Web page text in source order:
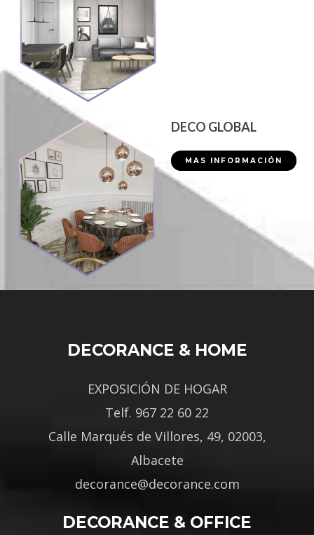
DECO GLOBAL
MAS INFORMACIÓN
DECORANCE & HOME
EXPOSICIÓN DE HOGAR
Telf. 967 22 60 22
Calle Marqués de Villores, 49, 02003,
Albacete
decorance@decorance.com
DECORANCE & OFFICE